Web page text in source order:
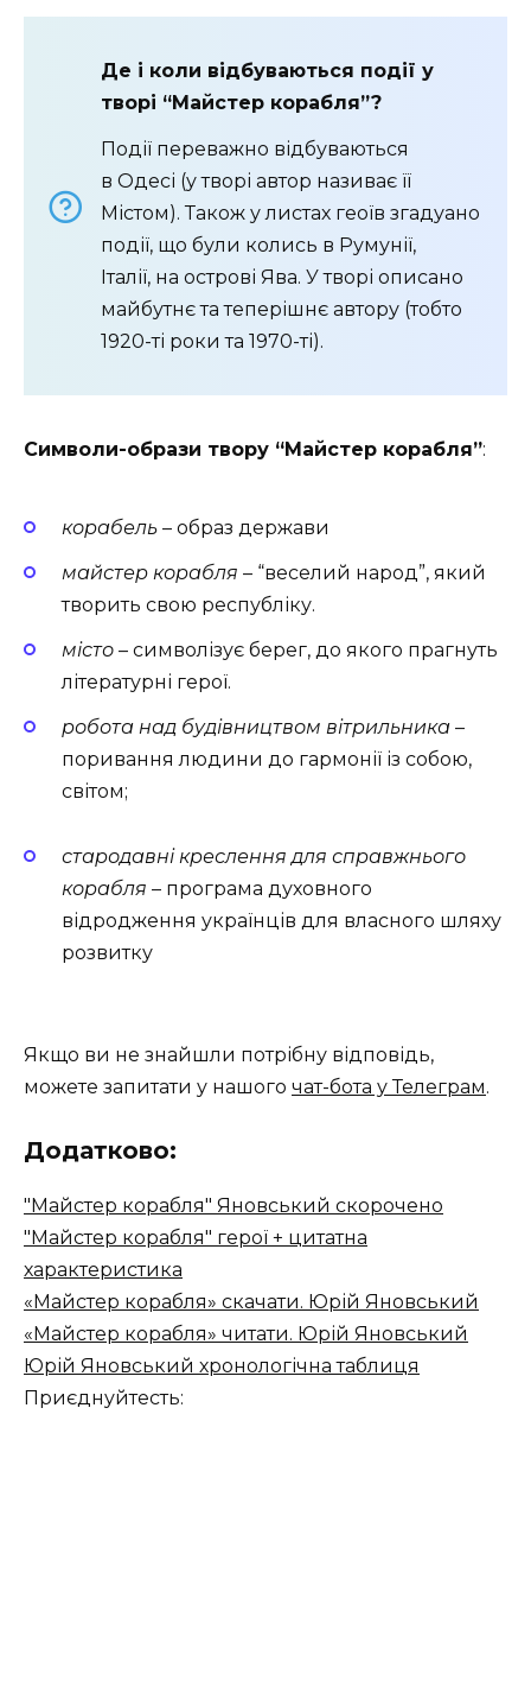
Де і коли відбуваються події у
творі “Майстер корабля”?
Події переважно відбуваються
в Одесі (у творі автор називає її
Містом). Також у листах геоїв згадуано
події, що були колись в Румунії,
Італії, на острові Ява. У творі описано
майбутнє та теперішнє автору (тобто
1920-ті роки та 1970-ті).
Символи-образи твору “Майстер корабля”:
корабель – образ держави
майстер корабля – “веселий народ”, який
творить свою республіку.
місто – символізує берег, до якого прагнуть
літературні герої.
робота над будівництвом вітрильника –
поривання людини до гармонії із собою,
світом;
стародавні креслення для справжнього
корабля – програма духовного
відродження українців для власного шляху
розвитку
Якщо ви не знайшли потрібну відповідь,
можете запитати у нашого чат-бота у Телеграм.
Додатково:
"Майстер корабля" Яновський скорочено
"Майстер корабля" герої + цитатна
характеристика
«Майстер корабля» скачати. Юрій Яновський
«Майстер корабля» читати. Юрій Яновський
Юрій Яновський хронологічна таблиця
Приєднуйтесть: